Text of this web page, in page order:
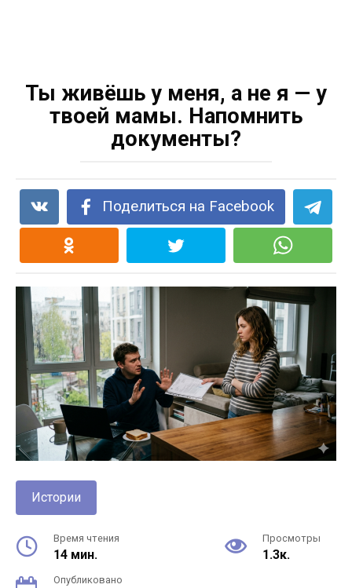
Ты живёшь у меня, а не я — у
твоей мамы. Напомнить
документы?
Поделиться на Facebook
Истории
Время чтения
14 мин.
Просмотры
1.3к.
Опубликовано